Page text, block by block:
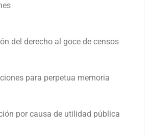
del derecho al goce de censos
para perpetua memoria
por causa de utilidad pública